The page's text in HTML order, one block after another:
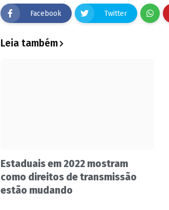
Facebook Twitter
Leia também
Estaduais em 2022 mostram
como direitos de transmissão
estão mudando